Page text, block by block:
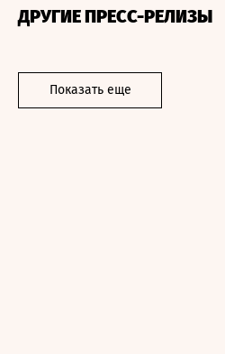
ДРУГИЕ ПРЕСС-РЕЛИЗЫ
Показать еще